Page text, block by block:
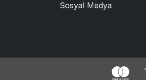
Sosyal Medya